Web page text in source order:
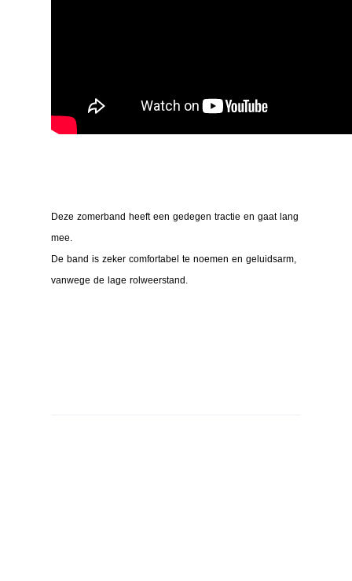
Deze zomerband heeft een gedegen tractie en gaat lang
mee.
De band is zeker comfortabel te noemen en geluidsarm,
vanwege de lage rolweerstand.